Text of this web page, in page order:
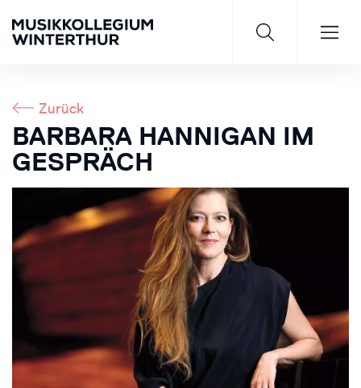
JETZT ENTDECKEN
Zurück
BARBARA HANNIGAN IM
GESPRÄCH